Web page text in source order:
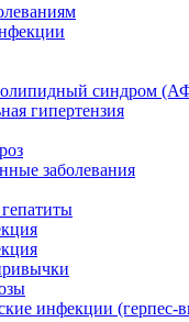
синдром
гипертензия
заболевания
инфекции (герпес-